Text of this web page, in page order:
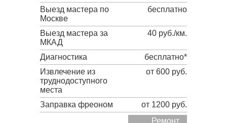
Выезд мастера по
Москве
бесплатно
Выезд мастера за
МКАД
40 руб./км.
Диагностика
бесплатно*
Извлечение из
труднодоступного
места
от 600 руб.
Заправка фреоном
от 1200 руб.
Ремонт